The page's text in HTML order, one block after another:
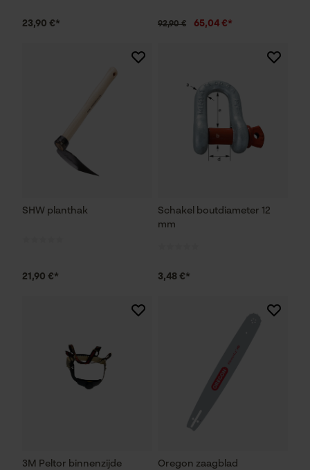
23,90 €* 92,90 € 65,04 €*
SHW planthak
21,90 €*
Schakel boutdiameter 12
mm
3,48 €*
3M Peltor binnenzijde
Oregon zaagblad